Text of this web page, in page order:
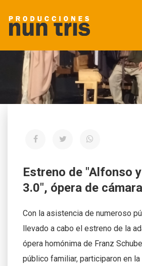
Estreno de "Alfonso
3.0", ópera de
Con la asistencia de numeroso
llevado a cabo el estreno de la
ópera homónima de Franz
público familiar, participaron en